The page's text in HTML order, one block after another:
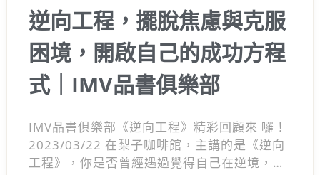
逆向工程，擺脫焦慮與克服
困境，開啟自己的成功方程
式｜IMV品書俱樂部
IMV品書俱樂部《逆向工程》精彩回顧來 囉！
2023/03/22 在梨子咖啡館，主講的是《逆向
工程》，你是否曾經遇過覺得自己在逆境，找